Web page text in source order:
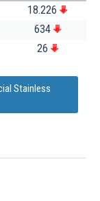
18.226
634
26
Stainless